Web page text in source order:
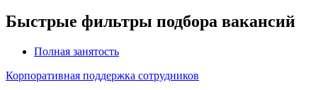
Быстрые фильтры подбора вакансий
Полная занятость
Корпоративная поддержка сотрудников